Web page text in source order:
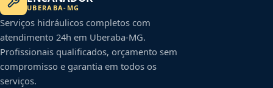
UBERABA- MG
Serviços hidráulicos completos com
atendimento 24h em Uberaba-MG.
Profissionais qualificados, orçamento sem
compromisso e garantia em todos os
serviços.